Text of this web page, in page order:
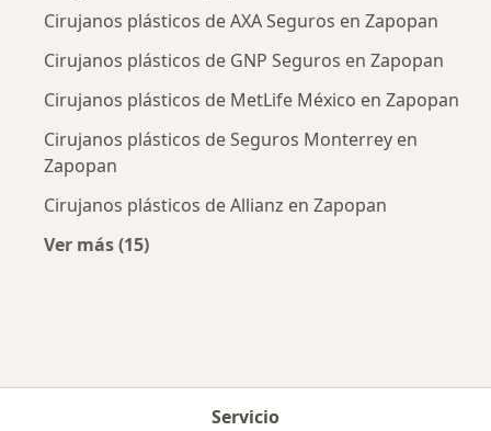
Cirujanos plásticos de AXA Seguros en Zapopan
Cirujanos plásticos de GNP Seguros en Zapopan
Cirujanos plásticos de MetLife México en Zapopan
Cirujanos plásticos de Seguros Monterrey en
Zapopan
Cirujanos plásticos de Allianz en Zapopan
Ver más (15)
Servicio